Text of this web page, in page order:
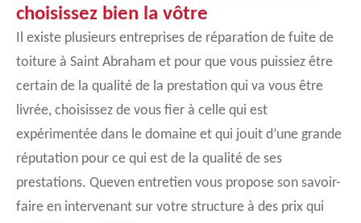
choisissez bien la vôtre
Il existe plusieurs entreprises de réparation de fuite de
toiture à Saint Abraham et pour que vous puissiez être
certain de la qualité de la prestation qui va vous être
livrée, choisissez de vous fier à celle qui est
expérimentée dans le domaine et qui jouit d’une grande
réputation pour ce qui est de la qualité de ses
prestations. Queven entretien vous propose son savoir-
faire en intervenant sur votre structure à des prix qui